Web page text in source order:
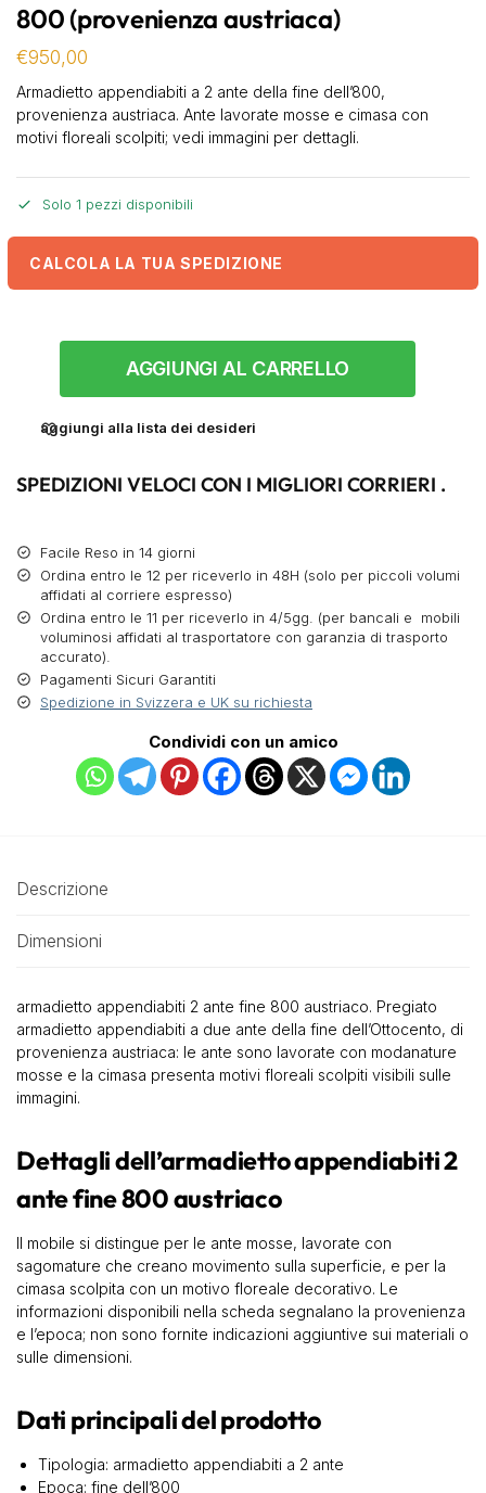
800 (provenienza austriaca)
€950,00
Armadietto appendiabiti a 2 ante della fine dell’800,
provenienza austriaca. Ante lavorate mosse e cimasa con
motivi floreali scolpiti; vedi immagini per dettagli.
Solo 1 pezzi disponibili
CALCOLA LA TUA SPEDIZIONE
AGGIUNGI AL CARRELLO
aggiungi alla lista dei desideri
SPEDIZIONI VELOCI CON I MIGLIORI CORRIERI .
Facile Reso in 14 giorni
Ordina entro le 12 per riceverlo in 48H (solo per piccoli volumi
affidati al corriere espresso)
Ordina entro le 11 per riceverlo in 4/5gg. (per bancali e mobili
voluminosi affidati al trasportatore con garanzia di trasporto
accurato).
Pagamenti Sicuri Garantiti
Spedizione in Svizzera e UK su richiesta
Condividi con un amico
Descrizione
Dimensioni
armadietto appendiabiti 2 ante fine 800 austriaco. Pregiato
armadietto appendiabiti a due ante della fine dell’Ottocento, di
provenienza austriaca: le ante sono lavorate con modanature
mosse e la cimasa presenta motivi floreali scolpiti visibili sulle
immagini.
Dettagli dell’armadietto appendiabiti 2
ante fine 800 austriaco
Il mobile si distingue per le ante mosse, lavorate con
sagomature che creano movimento sulla superficie, e per la
cimasa scolpita con un motivo floreale decorativo. Le
informazioni disponibili nella scheda segnalano la provenienza
e l’epoca; non sono fornite indicazioni aggiuntive sui materiali o
sulle dimensioni.
Dati principali del prodotto
Tipologia: armadietto appendiabiti a 2 ante
Epoca: fine dell’800